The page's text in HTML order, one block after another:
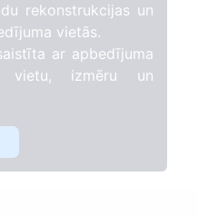
rekonstrukcijas un
vietās.
ar apbedījuma
vietu, izmēru un